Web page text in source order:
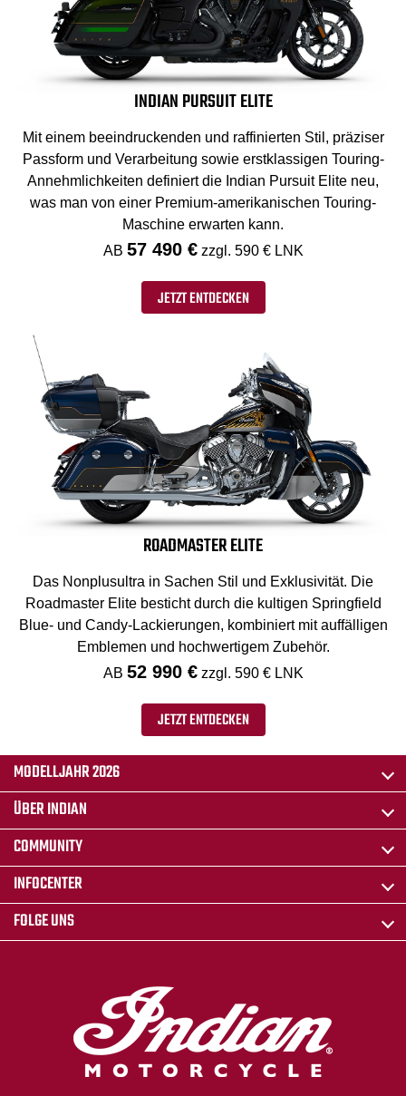
INDIAN PURSUIT ELITE
Mit einem beeindruckenden und raffinierten Stil, präziser
Passform und Verarbeitung sowie erstklassigen Touring-
Annehmlichkeiten definiert die Indian Pursuit Elite neu,
was man von einer Premium-amerikanischen Touring-
Maschine erwarten kann.
AB 57 490 € zzgl. 590 € LNK
JETZT ENTDECKEN
ROADMASTER ELITE
Das Nonplusultra in Sachen Stil und Exklusivität. Die
Roadmaster Elite besticht durch die kultigen Springfield
Blue- und Candy-Lackierungen, kombiniert mit auffälligen
Emblemen und hochwertigem Zubehör.
AB 52 990 € zzgl. 590 € LNK
JETZT ENTDECKEN
MODELLJAHR 2026
ÜBER INDIAN
COMMUNITY
INFOCENTER
FOLGE UNS